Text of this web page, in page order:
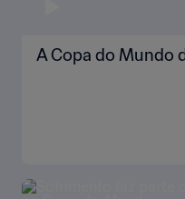
A Copa do Mundo